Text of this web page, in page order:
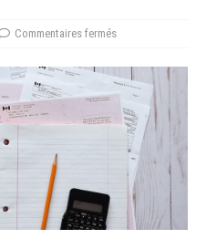
Commentaires fermés